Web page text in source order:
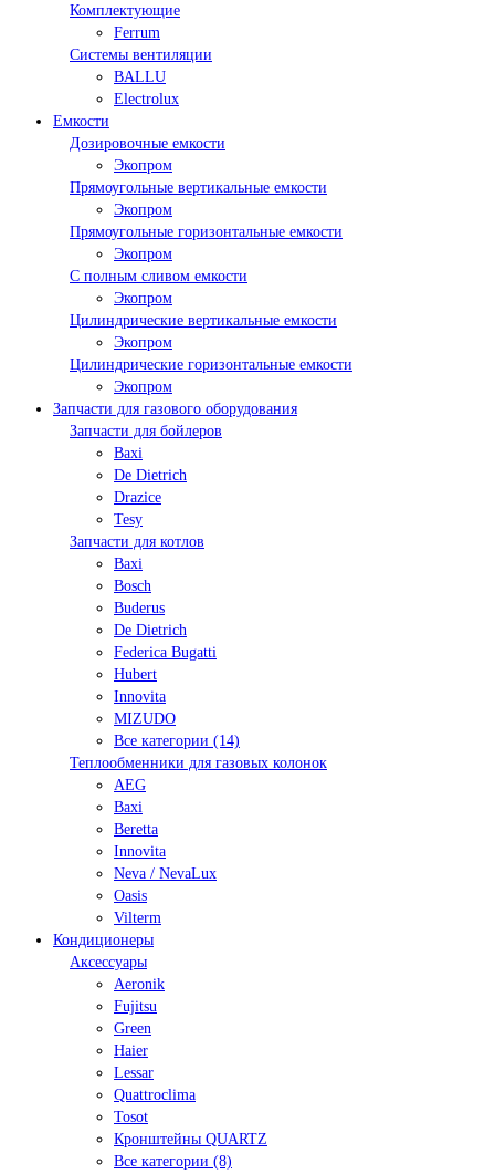
Комплектующие
Ferrum
Системы вентиляции
BALLU
Electrolux
Емкости
Дозировочные емкости
Экопром
Прямоугольные вертикальные емкости
Экопром
Прямоугольные горизонтальные емкости
Экопром
С полным сливом емкости
Экопром
Цилиндрические вертикальные емкости
Экопром
Цилиндрические горизонтальные емкости
Экопром
Запчасти для газового оборудования
Запчасти для бойлеров
Baxi
De Dietrich
Drazice
Tesy
Запчасти для котлов
Baxi
Bosch
Buderus
De Dietrich
Federica Bugatti
Hubert
Innovita
MIZUDO
Все категории (14)
Теплообменники для газовых колонок
AEG
Baxi
Beretta
Innovita
Neva / NevaLux
Oasis
Vilterm
Кондиционеры
Аксессуары
Aeronik
Fujitsu
Green
Haier
Lessar
Quattroclima
Tosot
Кронштейны QUARTZ
Все категории (8)